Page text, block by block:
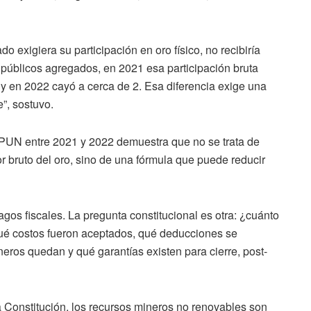
exigiera su participación en oro físico, no recibiría
agregados, en 2021 esa participación bruta
en 2022 cayó a cerca de 2. Esa diferencia exige una
sostuvo.
entre 2021 y 2022 demuestra que no se trata de
del oro, sino de una fórmula que puede reducir
fiscales. La pregunta constitucional es otra: ¿cuánto
costos fueron aceptados, qué deducciones se
quedan y qué garantías existen para cierre, post-
los recursos mineros no renovables son